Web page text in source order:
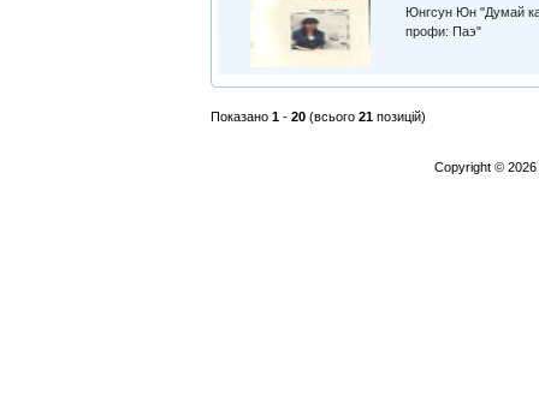
Юнгсун Юн "Думай
профи: Паэ"
Показано 1 - 20 (всього 21 позицій)
Copyright © 2026